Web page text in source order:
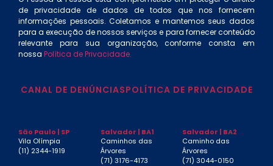
de privacidade de dados de todos que nos fornecem
informações pessoais. Coletamos e mantemos seus dados
para a execução de nossos serviços e para fornecer conteúdo
relevante para sua organização, conforme consta em
nossa Política de Privacidade.
CANAL DE DENÚNCIASPOLÍTICA DE PRIVACIDADE
São Paulo | SP
Vila Olímpia
(11) 2344-1919
Salvador | BA1
Caminhos das
Árvores
(71) 3176-4173
Salvador | BA2
Caminho das
Árvores
(71) 3044-0150